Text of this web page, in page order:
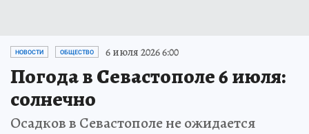
НОВОСТИ ОБЩЕСТВО 6 июля 2026 6:00
Погода в Севастополе 6 июля:
солнечно
Осадков в Севастополе не ожидается